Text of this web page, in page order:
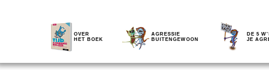
OVER
HET BOEK
AGRESSIE
BUITENGEWOON
DE 5
JE